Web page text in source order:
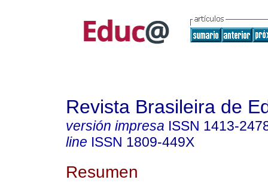
Revista Brasileira de
versión impresa ISSN 1413-
line ISSN 1809-449X
Resumen